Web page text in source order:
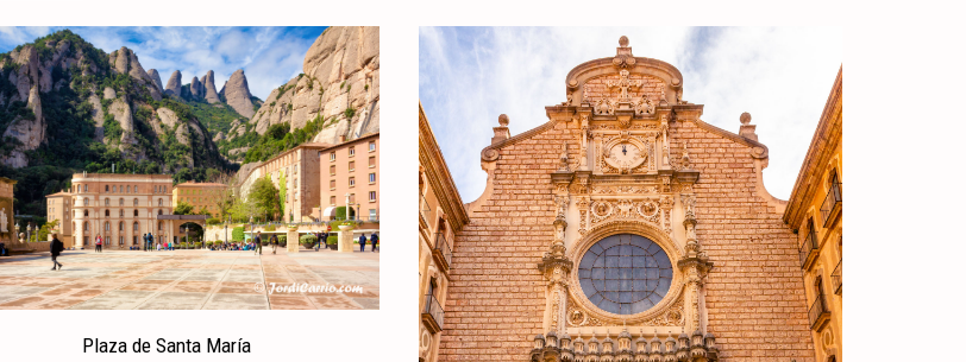
Plaza de Santa María